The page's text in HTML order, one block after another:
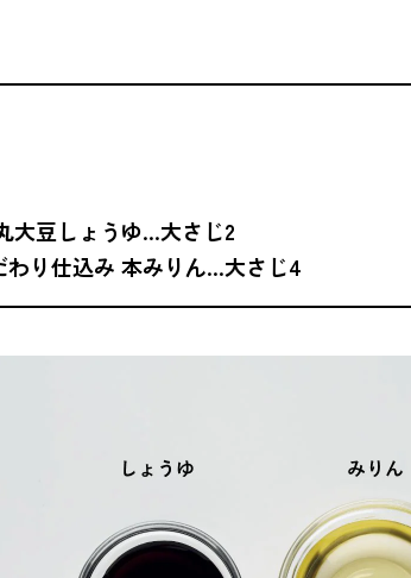
大豆しょうゆ…大さじ2
わり仕込み 本みりん…大さじ4